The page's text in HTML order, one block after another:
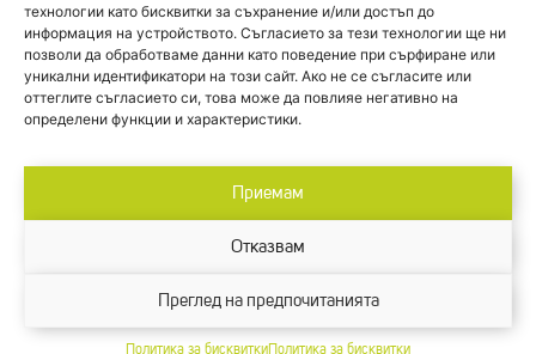
технологии като бисквитки за съхранение и/или достъп до
информация на устройството. Съгласието за тези технологии ще ни
позволи да обработваме данни като поведение при сърфиране или
уникални идентификатори на този сайт. Ако не се съгласите или
оттеглите съгласието си, това може да повлияе негативно на
определени функции и характеристики.
Приемам
Отказвам
Преглед на предпочитанията
Политика за бисквитки Политика за бисквитки
© 2024 Inter Expo Center